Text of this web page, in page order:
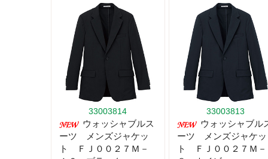
33003814
ウォッシャブルス
ーツ メンズジャケッ
ト ＦＪ００２７Ｍ－
33003813
ウォッシャブル
ーツ メンズジャケッ
ト ＦＪ００２７Ｍ－